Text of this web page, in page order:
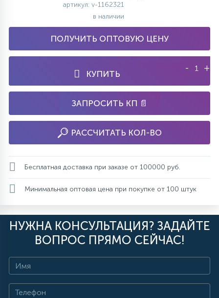
артикул: v-1162321
в наличии
ПОЛУЧИТЬ ОПТОВУЮ ЦЕНУ
КУПИТЬ
- +
ЗАПРОСИТЬ КП 📄
РАССЧИТАТЬ КОЛ-ВО
Бесплатная доставка при заказе от 100000 руб.
Минимальная оптовая цена при покупке от 100 штук
НУЖНА КОНСУЛЬТАЦИЯ? ЗАДАЙТЕ
ВОПРОС ПРЯМО СЕЙЧАС!